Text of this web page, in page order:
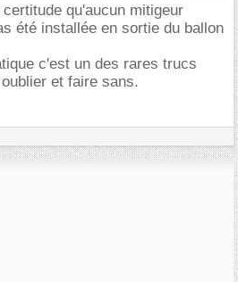
qu'aucun mitigeur
été installée en sortie du ballon
c'est un des rares trucs
et faire sans.